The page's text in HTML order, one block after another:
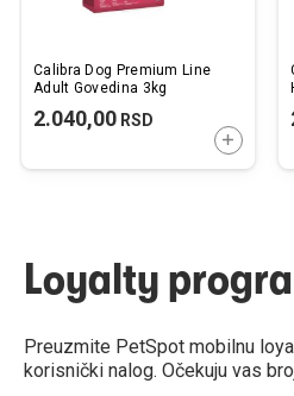
Calibra Dog Premium Line
Adult Govedina 3kg
2.040,00 RSD
Loyalty
Preuzmite PetSpot mobilnu
korisnički nalog. Očekuju vas